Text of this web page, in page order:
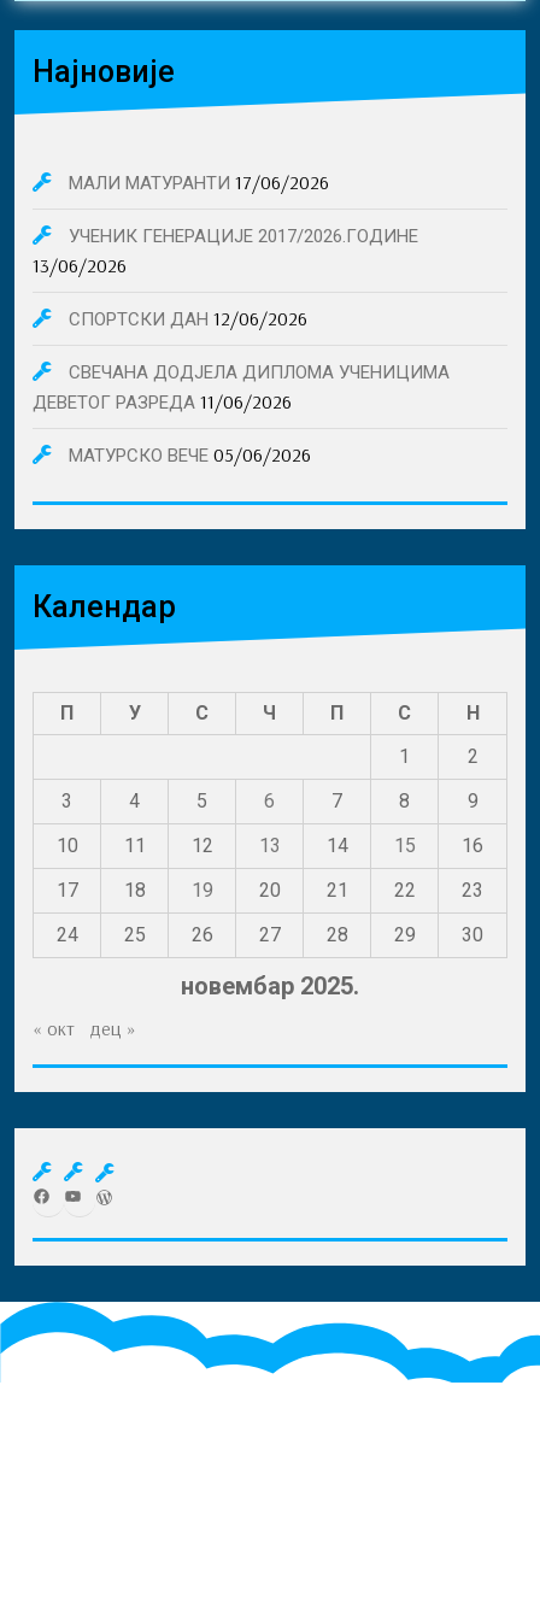
Најновије
МАЛИ МАТУРАНТИ 17/06/2026
УЧЕНИК ГЕНЕРАЦИЈЕ 2017/2026.ГОДИНЕ
13/06/2026
СПОРТСКИ ДАН 12/06/2026
СВЕЧАНА ДОДЈЕЛА ДИПЛОМА УЧЕНИЦИМА
ДЕВЕТОГ РАЗРЕДА 11/06/2026
МАТУРСКО ВЕЧЕ 05/06/2026
Календар
новембар 2025.
П У С Ч П С
Н
1
2
3
4 5 6 7 8
9
10
11 12 13 14 15
16
17
18 19 20 21 22
23
24
25 26 27 28 29 30
« окт дец »
Facebook
YouTubeWordPress